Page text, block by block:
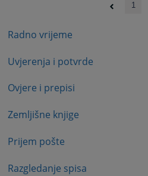
Radno vrijeme
Uvjerenja i potvrde
Ovjere i prepisi
Zemljišne knjige
Prijem pošte
Razgledanje spisa
1